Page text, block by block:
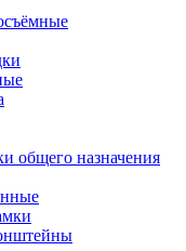
общего назначения